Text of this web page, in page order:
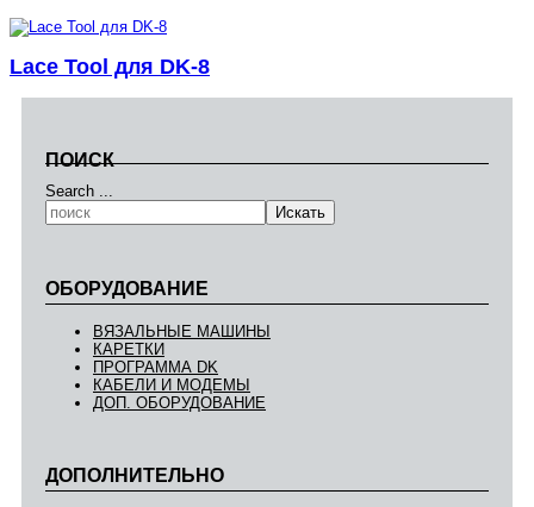
Lace Tool для DK-8
ПОИСК
Search ...
Искать
ОБОРУДОВАНИЕ
ВЯЗАЛЬНЫЕ МАШИНЫ
КАРЕТКИ
ПРОГРАММА DK
КАБЕЛИ И МОДЕМЫ
ДОП. ОБОРУДОВАНИЕ
ДОПОЛНИТЕЛЬНО